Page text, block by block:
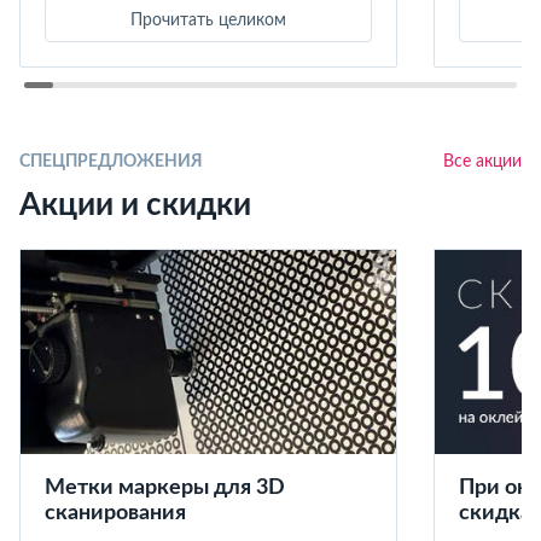
Прочитать целиком
СПЕЦПРЕДЛОЖЕНИЯ Все акции
Акции и скидки
Метки маркеры для 3D
сканирования
При
скидка